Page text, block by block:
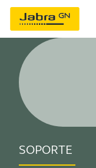
SOPORTE